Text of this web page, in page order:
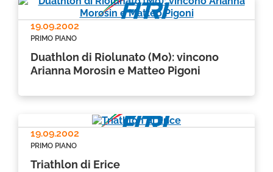
19.09.2002
PRIMO PIANO
Duathlon di Riolunato (Mo): vincono
Arianna Morosin e Matteo Pigoni
19.09.2002
PRIMO PIANO
Triathlon di Erice